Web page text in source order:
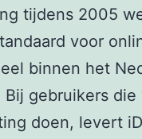
tijdens 2005
voor
binnen het
gebruikers die
doen, levert